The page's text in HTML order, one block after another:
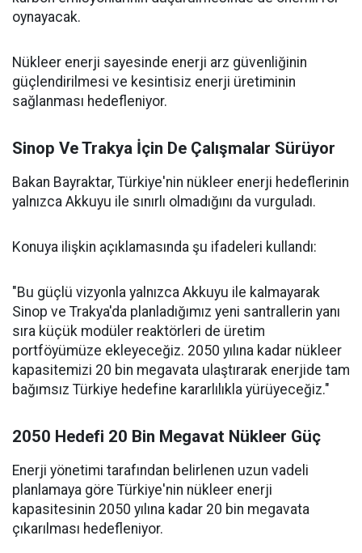
oynayacak.
Nükleer enerji sayesinde enerji arz güvenliğinin
güçlendirilmesi ve kesintisiz enerji üretiminin
sağlanması hedefleniyor.
Sinop Ve Trakya İçin De Çalışmalar Sürüyor
Bakan Bayraktar, Türkiye'nin nükleer enerji hedeflerinin
yalnızca Akkuyu ile sınırlı olmadığını da vurguladı.
Konuya ilişkin açıklamasında şu ifadeleri kullandı:
"Bu güçlü vizyonla yalnızca Akkuyu ile kalmayarak
Sinop ve Trakya'da planladığımız yeni santrallerin yanı
sıra küçük modüler reaktörleri de üretim
portföyümüze ekleyeceğiz. 2050 yılına kadar nükleer
kapasitemizi 20 bin megavata ulaştırarak enerjide tam
bağımsız Türkiye hedefine kararlılıkla yürüyeceğiz."
2050 Hedefi 20 Bin Megavat Nükleer Güç
Enerji yönetimi tarafından belirlenen uzun vadeli
planlamaya göre Türkiye'nin nükleer enerji
kapasitesinin 2050 yılına kadar 20 bin megavata
çıkarılması hedefleniyor.